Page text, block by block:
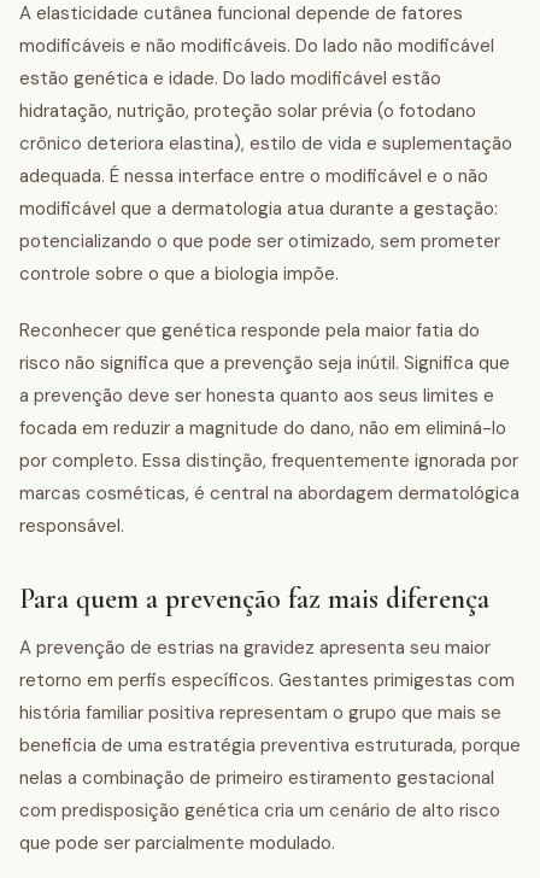
A elasticidade cutânea funcional depende de fatores
modificáveis e não modificáveis. Do lado não modificável
estão genética e idade. Do lado modificável estão
hidratação, nutrição, proteção solar prévia (o fotodano
crônico deteriora elastina), estilo de vida e suplementação
adequada. É nessa interface entre o modificável e o não
modificável que a dermatologia atua durante a gestação:
potencializando o que pode ser otimizado, sem prometer
controle sobre o que a biologia impõe.
Reconhecer que genética responde pela maior fatia do
risco não significa que a prevenção seja inútil. Significa que
a prevenção deve ser honesta quanto aos seus limites e
focada em reduzir a magnitude do dano, não em eliminá-lo
por completo. Essa distinção, frequentemente ignorada por
marcas cosméticas, é central na abordagem dermatológica
responsável.
Para quem a prevenção faz mais diferença
A prevenção de estrias na gravidez apresenta seu maior
retorno em perfis específicos. Gestantes primigestas com
história familiar positiva representam o grupo que mais se
beneficia de uma estratégia preventiva estruturada, porque
nelas a combinação de primeiro estiramento gestacional
com predisposição genética cria um cenário de alto risco
que pode ser parcialmente modulado.